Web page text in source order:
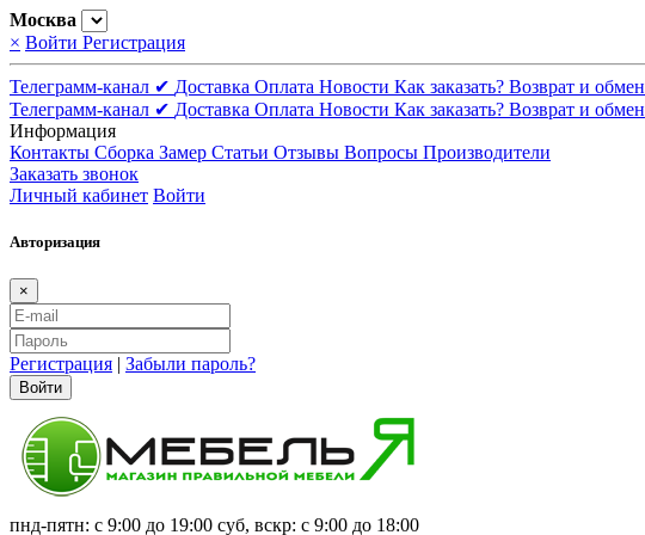
Москва
× Войти Регистрация
Телеграмм-канал ✔ Доставка Оплата Новости Как заказать? Возврат и обмен
Телеграмм-канал ✔ Доставка Оплата Новости Как заказать? Возврат и обмен
Информация
Контакты Сборка Замер Статьи Отзывы Вопросы Производители
Заказать звонок
Личный кабинет Войти
Авторизация
×
Регистрация | Забыли пароль?
Войти
пнд-пятн: с 9:00 до 19:00 суб, вскр: с 9:00 до 18:00